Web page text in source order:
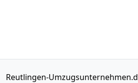
Reutlingen-